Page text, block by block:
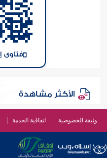
فتاوى
الأكثر مشاهدة
وثيقة الخصوصية اتفاقية الخدمة